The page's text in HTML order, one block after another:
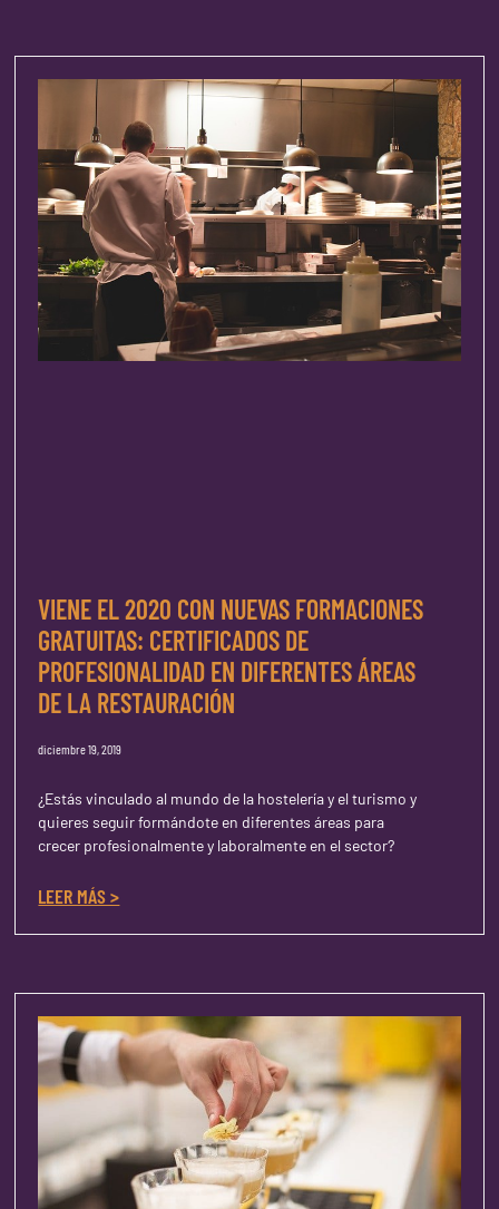
VIENE EL 2020 CON NUEVAS FORMACIONES
GRATUITAS: CERTIFICADOS DE
PROFESIONALIDAD EN DIFERENTES ÁREAS
DE LA RESTAURACIÓN
diciembre 19, 2019
¿Estás vinculado al mundo de la hostelería y el turismo y
quieres seguir formándote en diferentes áreas para
crecer profesionalmente y laboralmente en el sector?
LEER MÁS >